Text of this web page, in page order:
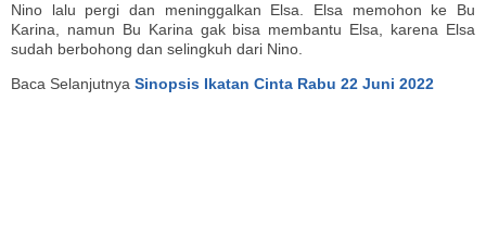
Nino lalu pergi dan meninggalkan Elsa. Elsa memohon ke Bu
Karina, namun Bu Karina gak bisa membantu Elsa, karena Elsa
sudah berbohong dan selingkuh dari Nino.
Baca Selanjutnya Sinopsis Ikatan Cinta Rabu 22 Juni 2022